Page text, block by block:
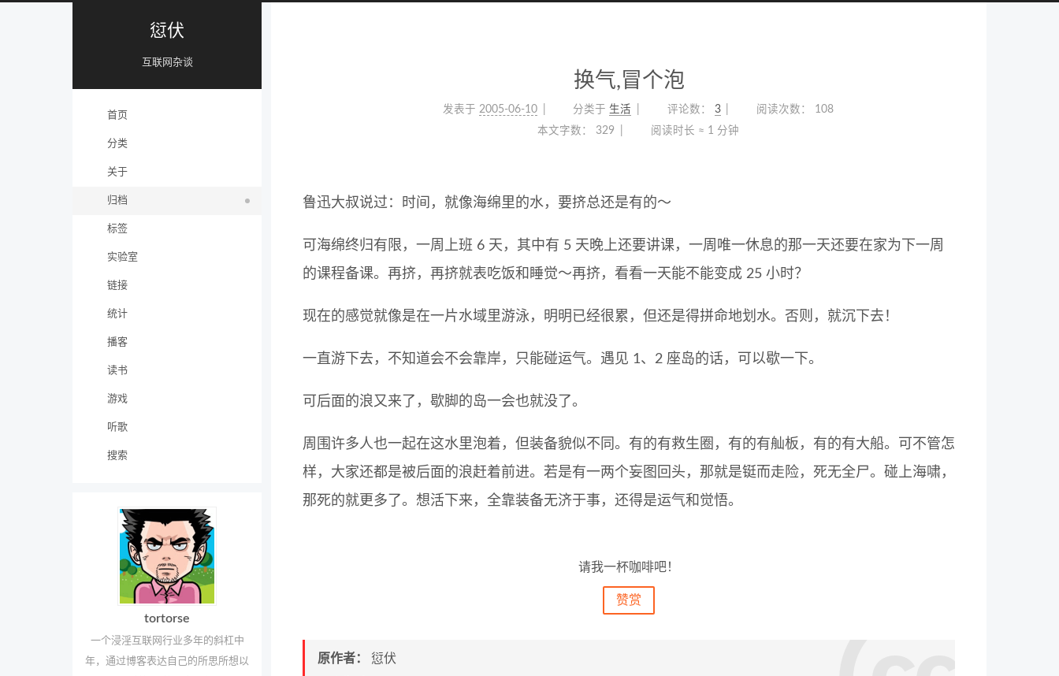
愆伏
互联网杂谈
首页
分类
关于
归档
标签
实验室
链接
统计
播客
读书
游戏
听歌
搜索
tortorse
一个浸淫互联网行业多年的斜杠中
年，通过博客表达自己的所思所想以
换气,冒个泡
发表于 2005-06-10 分类于 生活 评论数： 3 阅读次数：
108
本文字数：
329 阅读时长 ≈ 1 分钟
鲁迅大叔说过：时间，就像海绵里的水，要挤总还是有的～
可海绵终归有限，一周上班 6 天，其中有 5 天晚上还要讲课，一周唯一休息的那一天还要在家为下一周
的课程备课。再挤，再挤就表吃饭和睡觉～再挤，看看一天能不能变成 25 小时？
现在的感觉就像是在一片水域里游泳，明明已经很累，但还是得拼命地划水。否则，就沉下去！
一直游下去，不知道会不会靠岸，只能碰运气。遇见 1、2 座岛的话，可以歇一下。
可后面的浪又来了，歇脚的岛一会也就没了。
周围许多人也一起在这水里泡着，但装备貌似不同。有的有救生圈，有的有舢板，有的有大船。可不管怎
样，大家还都是被后面的浪赶着前进。若是有一两个妄图回头，那就是铤而走险，死无全尸。碰上海啸，
那死的就更多了。想活下来，全靠装备无济于事，还得是运气和觉悟。
请我一杯咖啡吧！
赞赏
原作者： 愆伏